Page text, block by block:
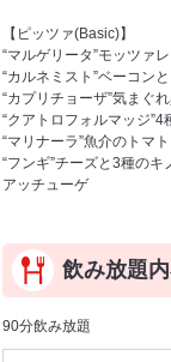
【ピッツァ(Basic)】
“マルゲリータ”モッツァ
“カルネミスト”ベーコン
“カプリチョーザ”気まぐ
“クアトロフォルマッジ
“マリナーラ”魚介のトマ
“フンギ”チーズと3種のキ
アッチューゲ
飲み放題
90分飲み放題